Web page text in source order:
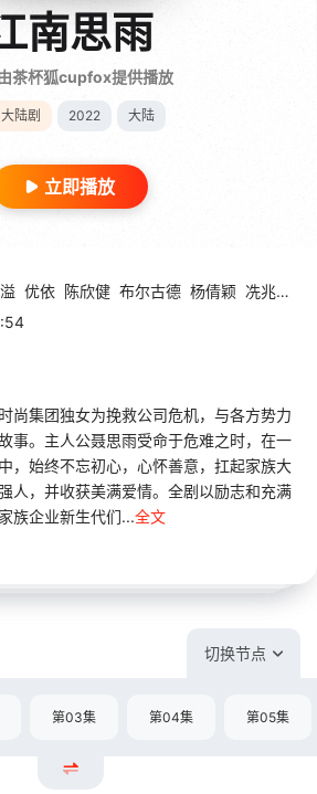
南思雨
茶杯狐cupfox提供播放
大陆剧 2022 大陆
立即播放
优依 陈欣健 布尔古德 杨倩颖 冼兆天
集团独女为挽救公司危机，与各方势力
事。主人公聂思雨受命于危难之时，在一
，始终不忘初心，心怀善意，扛起家族大
人，并收获美满爱情。全剧以励志和充满
族企业新生代们...全文
切换节点
第03集 第04集 第05集